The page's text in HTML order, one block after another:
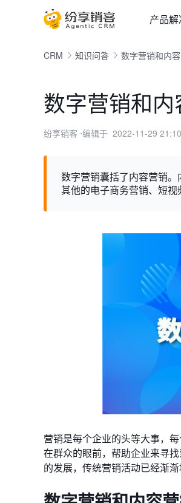
产品
CRM 知识问答 数字营销和内
数字营销和
纷享销客 ⋅编辑于 2022-11-29
数字营销囊括了内容营销
其他的电子商务营销、短视
营销是每个企业的头等大事，
在群众的眼前，帮助企业来寻
的发展，传统营销活动已经渐